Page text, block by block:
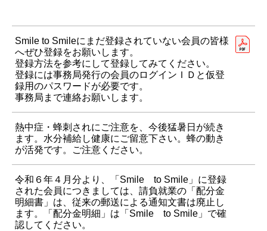
Smile to Smileにまだ登録されていない会員の皆様
へぜひ登録をお願いします。
登録方法を参考にして登録してみてください。
登録には事務局発行の会員のログインＩＤと仮登
録用のパスワードが必要です。
事務局まで連絡お願いします。
熱中症・蜂刺されにご注意を、今後猛暑日が続き
ます。水分補給し健康にご留意下さい。蜂の動き
が活発です。ご注意ください。
令和６年４月分より、「Smile to Smile」に登録
された会員につきましては、請負就業の「配分金
明細書」は、従来の郵送による通知文書は廃止し
ます。「配分金明細」は「Smile to Smile」で確
認してください。